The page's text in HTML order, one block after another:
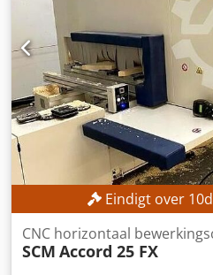
Eindigt over 10d
CNC horizontaal
SCM Accord 25 FX